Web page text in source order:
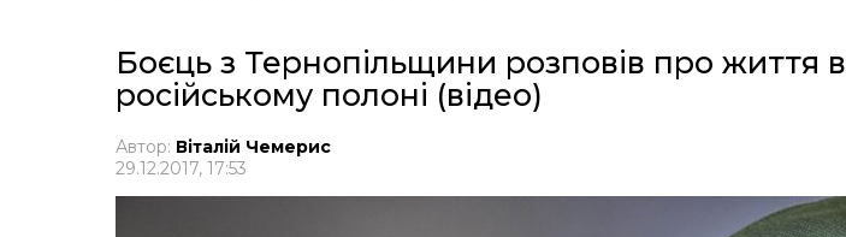
Боєць з Тернопільщини розповів про життя в
російському полоні (відео)
Автор: Віталій Чемерис
29.12.2017, 17:53